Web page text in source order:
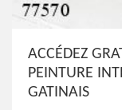
ACCÉDEZ
PEINTURE
GATINAIS